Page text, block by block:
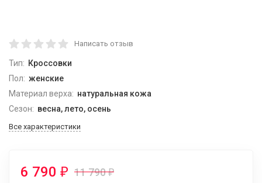
Написать отзыв
Тип: Кроссовки
Пол: женские
Материал верха: натуральная кожа
Сезон: весна, лето, осень
Все характеристики
6 790 ₽ 11 790₽